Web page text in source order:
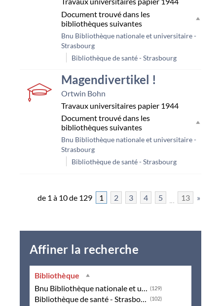
Document trouvé dans les
bibliothèques suivantes
Bnu Bibliothèque nationale et universitaire -
Strasbourg
Bibliothèque de santé - Strasbourg
Magendivertikel !
Ortwin Bohn
Travaux universitaires papier 1944
Document trouvé dans les
bibliothèques suivantes
Bnu Bibliothèque nationale et universitaire -
Strasbourg
Bibliothèque de santé - Strasbourg
de 1 à 10 de 129 1 2 3 4 5 13 »
Affiner la recherche
Bibliothèque
Bnu Bibliothèque nationale et universitaire - Strasbourg (129)
Bibliothèque de santé - Strasbourg (102)